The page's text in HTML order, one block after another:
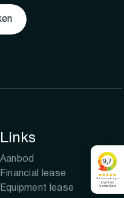
Links
Aanbod
Financial lease
Equipment lease